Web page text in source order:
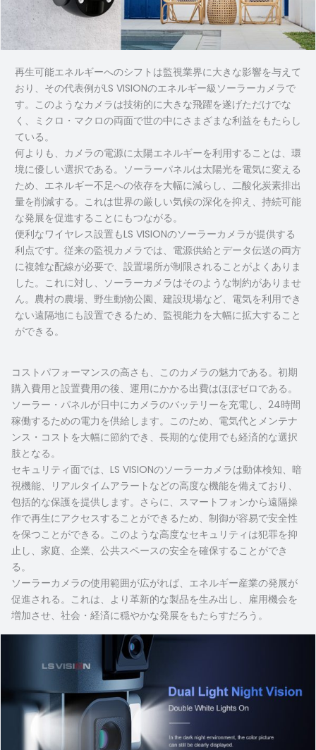
再生可能エネルギーへのシフトは監視業界に大きな影響を与えて
おり、その代表例がLS VISIONのエネルギー級ソーラーカメラで
す。このようなカメラは技術的に大きな飛躍を遂げただけでな
く、ミクロ・マクロの両面で世の中にさまざまな利益をもたらし
ている。
何よりも、カメラの電源に太陽エネルギーを利用することは、環
境に優しい選択である。ソーラーパネルは太陽光を電気に変える
ため、エネルギー不足への依存を大幅に減らし、二酸化炭素排出
量を削減する。これは世界の厳しい気候の深化を抑え、持続可能
な発展を促進することにもつながる。
便利なワイヤレス設置もLS VISIONのソーラーカメラが提供する
利点です。従来の監視カメラでは、電源供給とデータ伝送の両方
に複雑な配線が必要で、設置場所が制限されることがよくありま
した。これに対し、ソーラーカメラはそのような制約がありませ
ん。農村の農場、野生動物公園、建設現場など、電気を利用でき
ない遠隔地にも設置できるため、監視能力を大幅に拡大すること
ができる。
コストパフォーマンスの高さも、このカメラの魅力である。初期
購入費用と設置費用の後、運用にかかる出費はほぼゼロである。
ソーラー・パネルが日中にカメラのバッテリーを充電し、24時間
稼働するための電力を供給します。このため、電気代とメンテナ
ンス・コストを大幅に節約でき、長期的な使用でも経済的な選択
肢となる。
セキュリティ面では、LS VISIONのソーラーカメラは動体検知、暗
視機能、リアルタイムアラートなどの高度な機能を備えており、
包括的な保護を提供します。さらに、スマートフォンから遠隔操
作で再生にアクセスすることができるため、制御が容易で安全性
を保つことができる。このような高度なセキュリティは犯罪を抑
止し、家庭、企業、公共スペースの安全を確保することができ
る。
ソーラーカメラの使用範囲が広がれば、エネルギー産業の発展が
促進される。これは、より革新的な製品を生み出し、雇用機会を
増加させ、社会・経済に穏やかな発展をもたらすだろう。